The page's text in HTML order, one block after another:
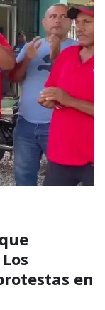
en